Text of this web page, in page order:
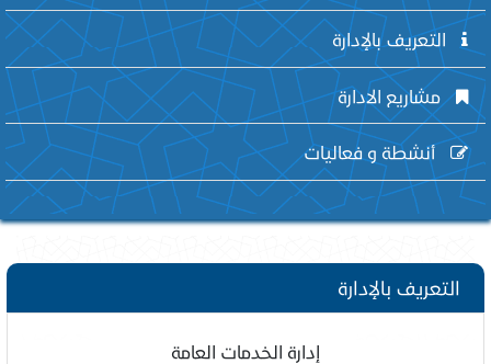
التعريف بالإدارة
مشاريع الادارة
أنشطة و فعاليات
التعريف بالإدارة
إدارة الخدمات العامة